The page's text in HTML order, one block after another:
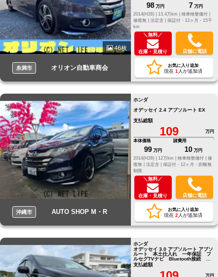
46枚
糸満市 オリオン自動車商会
98 万円 7 万円
2014(H26) |
13.4万km |
検車検整備付 |
修復無 | 法定含 | 保証付・12ヶ月・15千
km
＼無料／
在庫・見積り 店舗に電話
お気に入り追加
現在 1 人が追加済
沖縄市 AUTO SHOP M・R
ホンダ
オデッセイ 2.4 アブソルート EX
支払総額
109
万円
本体価格
99 万円
諸費用
10 万円
2014(H26) |
12万km | 検車検整備付 | 修
復無 | 法定含 | 保証付・12ヶ月・距離無
制限
＼無料／
在庫・見積り 店舗に電話
お気に入り追加
現在 2 人が追加済
ホンダ
オデッセイ 3.0 アブソルート アブソ
ルート 本土仕入れ 一年保証 フ
ルセグTVナビ Bluetooth接続 バ
ックカメラ ドライブ
支払総額
万円